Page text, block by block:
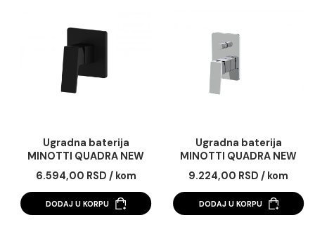
Ugradna baterija
Ugradna baterija